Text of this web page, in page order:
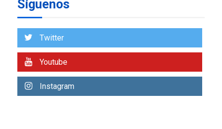
1
estados afectados por los
Síguenos
Twitter
Youtube
Instagram